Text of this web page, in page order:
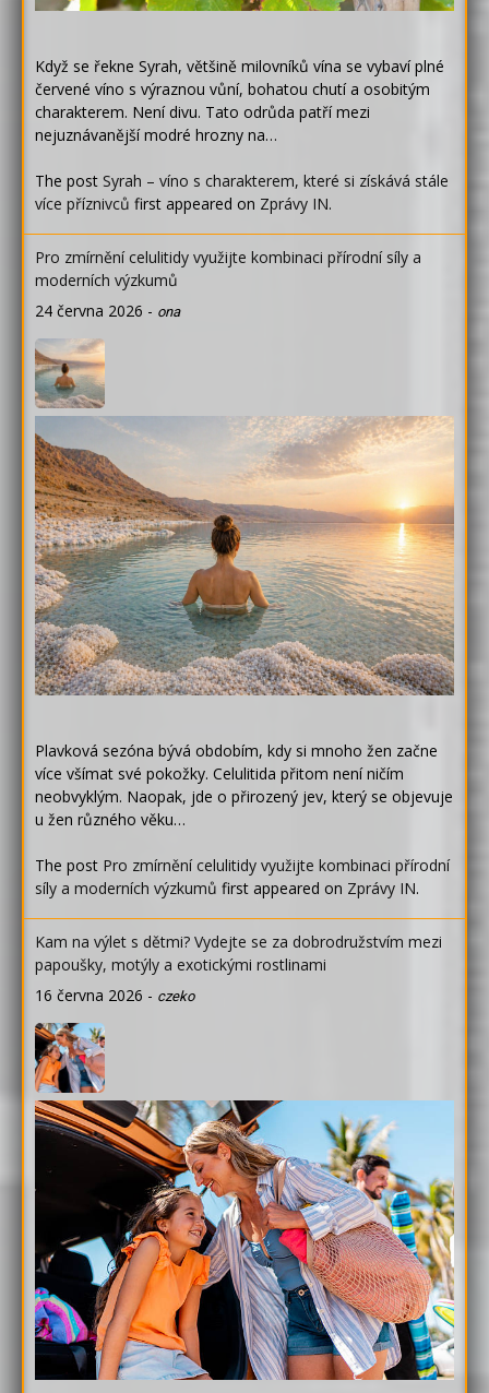
Když se řekne Syrah, většině milovníků vína se vybaví plné
červené víno s výraznou vůní, bohatou chutí a osobitým
charakterem. Není divu. Tato odrůda patří mezi
nejuznávanější modré hrozny na…
The post Syrah – víno s charakterem, které si získává stále
více příznivců first appeared on Zprávy IN.
Pro zmírnění celulitidy využijte kombinaci přírodní síly a
moderních výzkumů
24 června 2026 - ona
Plavková sezóna bývá obdobím, kdy si mnoho žen začne
více všímat své pokožky. Celulitida přitom není ničím
neobvyklým. Naopak, jde o přirozený jev, který se objevuje
u žen různého věku…
The post Pro zmírnění celulitidy využijte kombinaci přírodní
síly a moderních výzkumů first appeared on Zprávy IN.
Kam na výlet s dětmi? Vydejte se za dobrodružstvím mezi
papoušky, motýly a exotickými rostlinami
16 června 2026 - czeko